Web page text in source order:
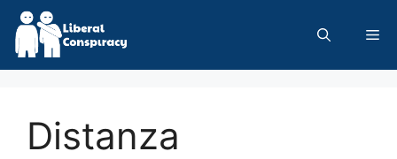
Skip
content
Distanza